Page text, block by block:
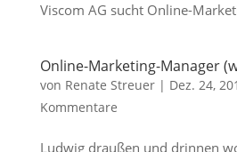
Viscom AG sucht Online-
Online-Marketing-Manager
von Renate Streuer| Dez. 24,
Kommentare
Ludwig draußen und drinnen